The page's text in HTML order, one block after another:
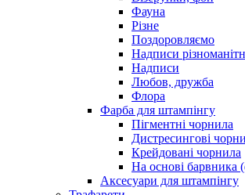
Фауна
Різне
Поздоровляємо
Надписи
Надписи
Любов, дружба
Флора
Фарба для штампінгу
Пігментні чорнила
Дистресингові
Крейдовані чорнила
На основі барвника
Аксесуари для штампінгу